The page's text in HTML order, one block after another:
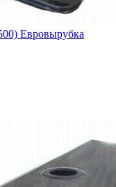
Евровырубка